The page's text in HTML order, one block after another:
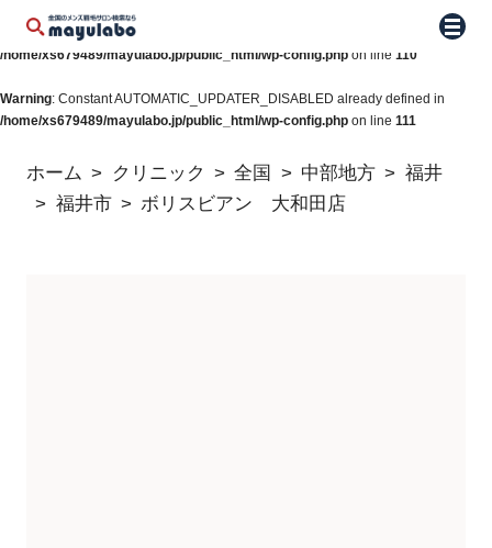
Warning: Constant WP_AUTO_UPDATE_CORE already defined in
/home/xs679489/mayulabo.jp/public_html/wp-config.php on line 110
Warning: Constant AUTOMATIC_UPDATER_DISABLED already defined in
/home/xs679489/mayulabo.jp/public_html/wp-config.php on line 111
メニ
ホーム クリニック 全国 中部地方
福井
福井市
ボリスビアン 大和田店